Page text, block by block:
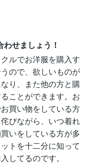
せましょう！
ルでお洋服を購入す
ので、欲しいものが
り、また他の方と購
ことができます。お
買い物をしている方
びながら、いつ着れ
いをしている方が多
トを十二分に知って
してるのです。